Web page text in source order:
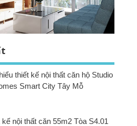
thiết kế nội thất căn hộ Studio
Smart City Tây Mỗ
kế nội thất căn 55m2 Tòa S4.01